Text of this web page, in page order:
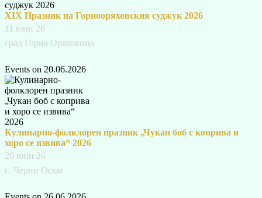
XIX Празник на Горнооряховския суджук 2026
11 юни 26
град Горна Оряховица
Events on 20.06.2026
Кулинарно-фолклорен празник „Чукан боб с коприва и
хоро се извива“ 2026
20 юни 26
с. Черни Осъм